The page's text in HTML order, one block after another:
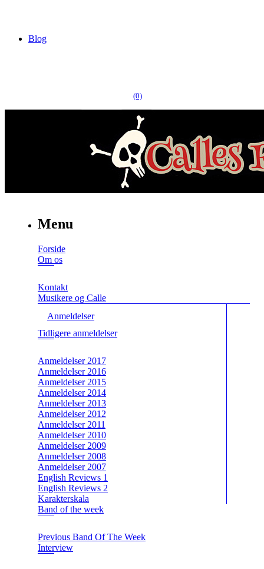
Blog
(0)
Menu
Forside
Om os
Kontakt
Musikere og Calle
Anmeldelser
Tidligere anmeldelser
Anmeldelser 2017
Anmeldelser 2016
Anmeldelser 2015
Anmeldelser 2014
Anmeldelser 2013
Anmeldelser 2012
Anmeldelser 2011
Anmeldelser 2010
Anmeldelser 2009
Anmeldelser 2008
Anmeldelser 2007
English Reviews 1
English Reviews 2
Karakterskala
Band of the week
Previous Band Of The Week
Interview